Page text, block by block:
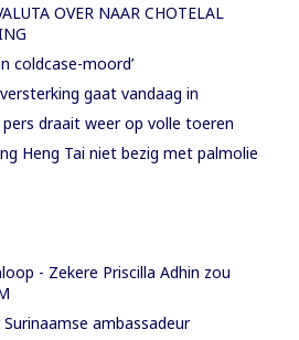
OVER NAAR CHOTELAL
coldcase-moord’
gaat vandaag in
pers draait weer op volle toeren
Heng Tai niet bezig met palmolie
- Zekere Priscilla Adhin zou
ambassadeur